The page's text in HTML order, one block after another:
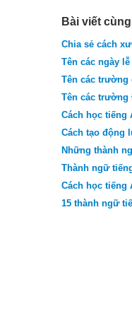
Bài viết
Chia sẻ cách
Tên các ngày
Tên các trường
Tên các trường
Cách học tiếng
Cách tạo động
Những thành
Thành ngữ
Cách học tiếng
15 thành ngữ